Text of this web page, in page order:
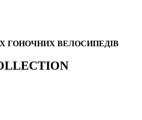
ГОНОЧНИХ ВЕЛОСИПЕДІВ